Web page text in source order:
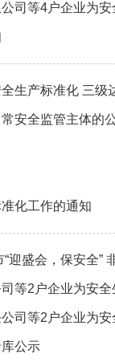
司等4户企业为
生产标准化 三级
安全监管主体的
化工作的通知
迎盛会，保安全”
等2户企业为安
司等2户企业为
公示